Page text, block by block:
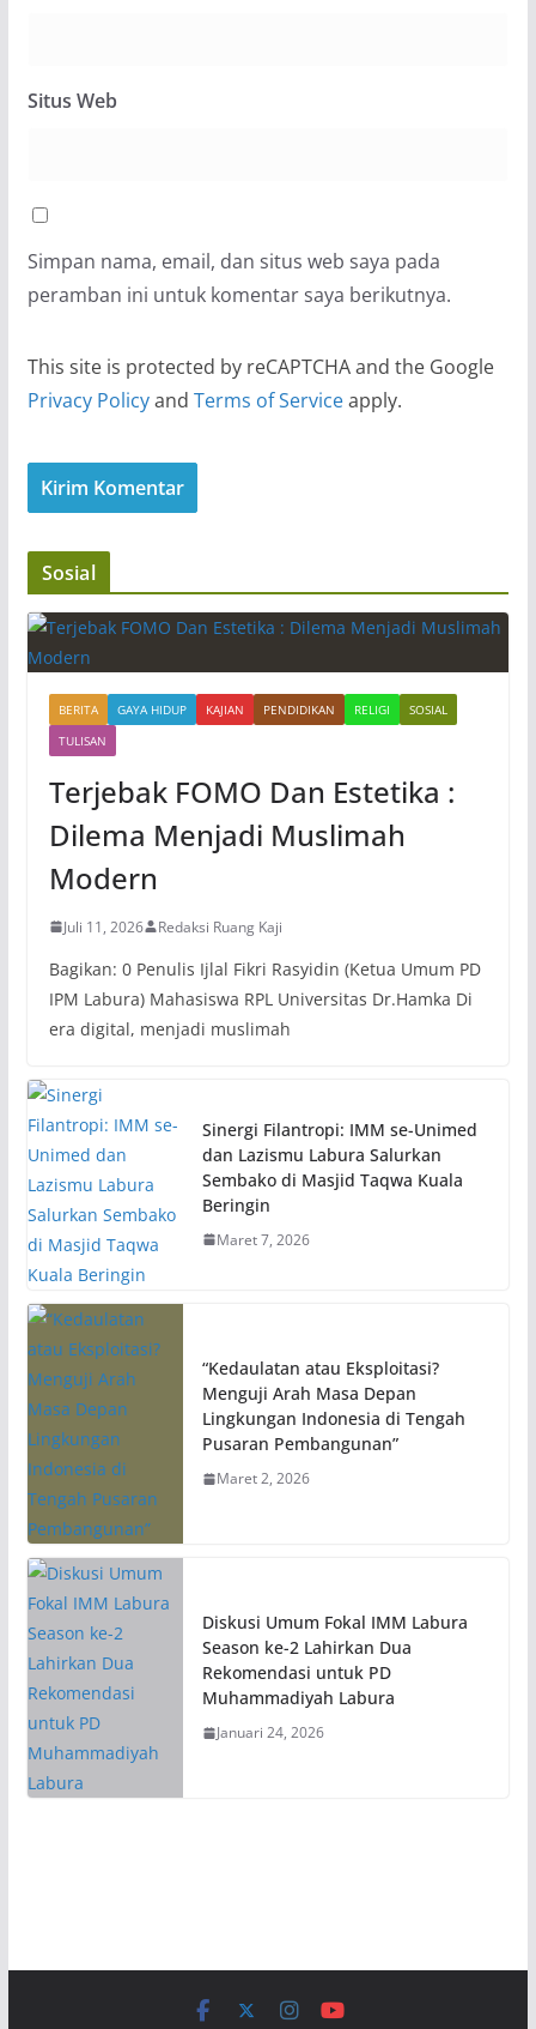
Situs Web
Simpan nama, email, dan situs web saya pada
peramban ini untuk komentar saya berikutnya.
This site is protected by reCAPTCHA and the Google
Privacy Policyand Terms of Serviceapply.
Sosial
BERITA GAYA HIDUP KAJIAN PENDIDIKAN RELIGI
SOSIAL
TULISAN
Terjebak FOMO Dan Estetika :
Dilema Menjadi Muslimah
Modern
Juli 11, 2026 Redaksi Ruang Kaji
Bagikan: 0 Penulis Ijlal Fikri Rasyidin (Ketua Umum PD
IPM Labura) Mahasiswa RPL Universitas Dr.Hamka Di
era digital, menjadi muslimah
Sinergi Filantropi: IMM se-Unimed
dan Lazismu Labura Salurkan
Sembako di Masjid Taqwa Kuala
Beringin
Maret 7, 2026
“Kedaulatan atau Eksploitasi?
Menguji Arah Masa Depan
Lingkungan Indonesia di Tengah
Pusaran Pembangunan”
Maret 2, 2026
Diskusi Umum Fokal IMM Labura
Season ke-2 Lahirkan Dua
Rekomendasi untuk PD
Muhammadiyah Labura
Januari 24, 2026